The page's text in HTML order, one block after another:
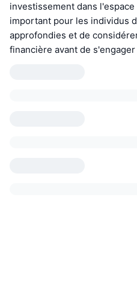
investissement dans
important pour les individus
approfondies et de
financière avant de